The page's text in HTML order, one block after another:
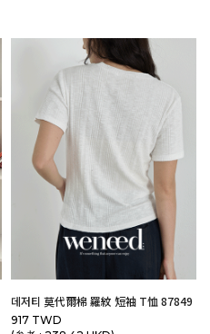
데저티 莫代爾棉 羅紋 短袖 T恤 87849
917 TWD